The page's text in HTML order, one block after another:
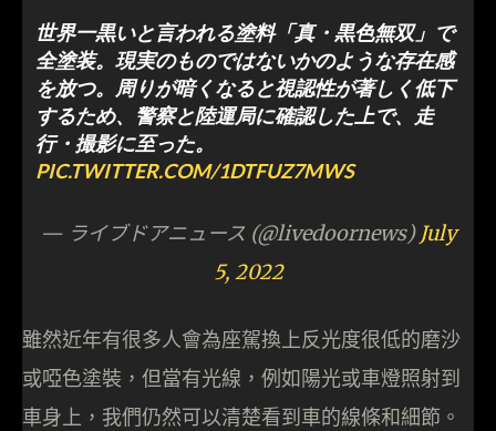
世界一黒いと言われる塗料「真・黒色無双」で
全塗装。現実のものではないかのような存在感
を放つ。周りが暗くなると視認性が著しく低下
するため、警察と陸運局に確認した上で、走
行・撮影に至った。
PIC.TWITTER.COM/1DTFUZ7MWS
— ライブドアニュース (@livedoornews) July
5, 2022
雖然近年有很多人會為座駕換上反光度很低的磨沙
或啞色塗裝，但當有光線，例如陽光或車燈照射到
車身上，我們仍然可以清楚看到車的線條和細節。